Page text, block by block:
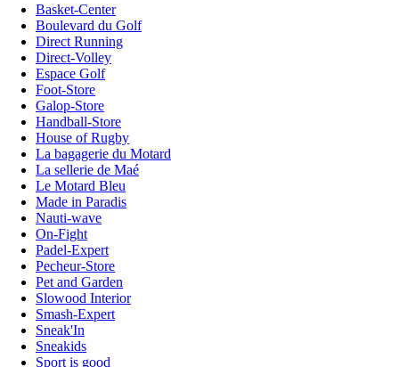
Basket-Center
Boulevard du Golf
Direct Running
Direct-Volley
Espace Golf
Foot-Store
Galop-Store
Handball-Store
House of Rugby
La bagagerie du Motard
La sellerie de Maé
Le Motard Bleu
Made in Paradis
Nauti-wave
On-Fight
Padel-Expert
Pecheur-Store
Pet and Garden
Slowood Interior
Smash-Expert
Sneak'In
Sneakids
Sport is good